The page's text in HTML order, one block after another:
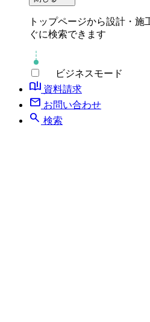
トップページから設計・
ぐに検索できます
ビジネスモード
book_ribbon 資料請求
mail お問い合わせ
search 検索